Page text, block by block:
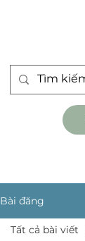
Bài đăng
Tất cả bài viết